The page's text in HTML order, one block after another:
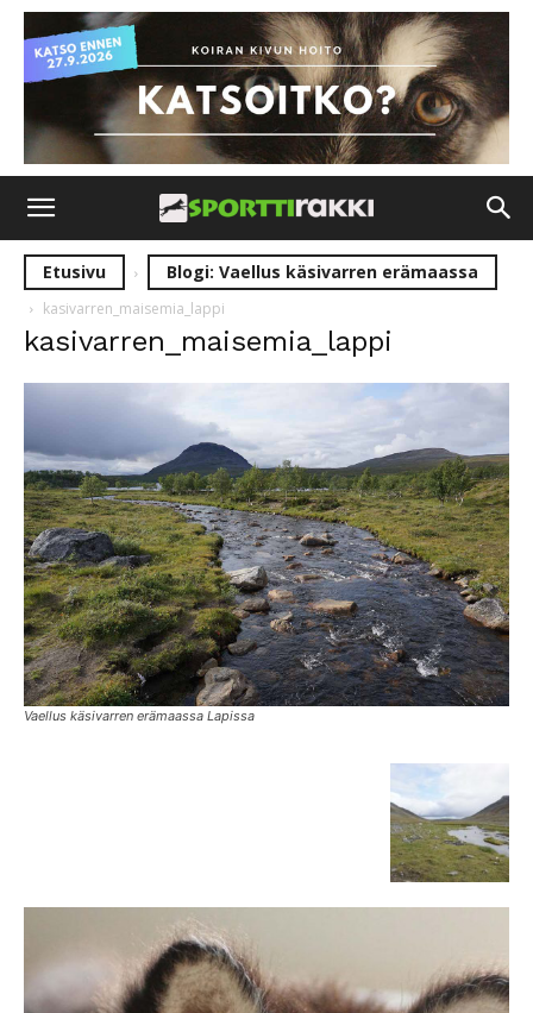
Etusivu Blogi: Vaellus käsivarren erämaassa
kasivarren_maisemia_lappi
kasivarren_maisemia_lappi
Vaellus käsivarren erämaassa Lapissa